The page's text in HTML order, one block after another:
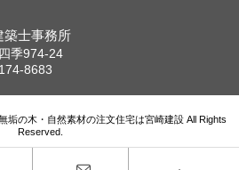
築士事務所
季974-24
8683
の木・自然素材の注文住宅は宮崎建設 All Rights
Reserved.